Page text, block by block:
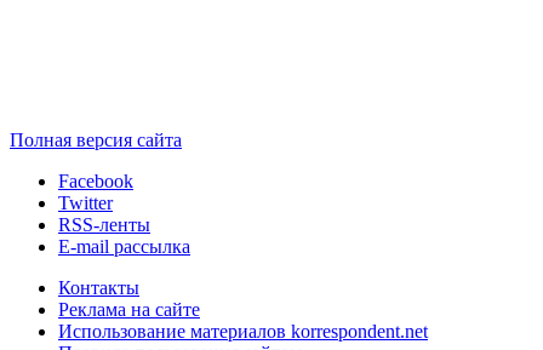
Полная версия сайта
Facebook
Twitter
RSS-ленты
E-mail рассылка
Контакты
Реклама на сайте
Использование материалов korrespondent.net